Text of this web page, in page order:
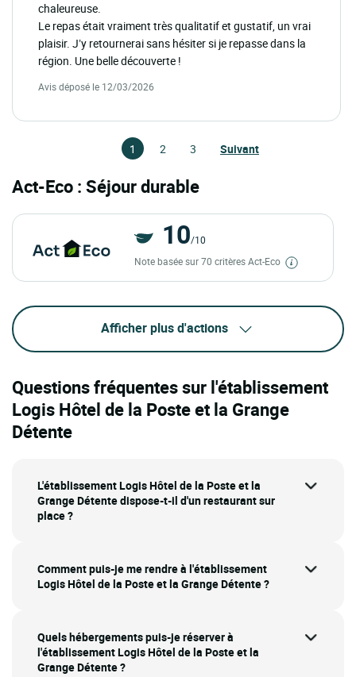
chaleureuse.
Le repas était vraiment très qualitatif et gustatif, un vrai
plaisir. J’y retournerai sans hésiter si je repasse dans la
région. Une belle découverte !
Avis déposé le 12/03/2026
1 2 3 Suivant
Act-Eco : Séjour durable
10/10
Note basée sur 70 critères Act-Eco
Afficher plus d'actions
Questions fréquentes sur l'établissement
Logis Hôtel de la Poste et la Grange
Détente
L'établissement Logis Hôtel de la Poste et la
Grange Détente dispose-t-il d'un restaurant sur
place ?
Comment puis-je me rendre à l'établissement
Logis Hôtel de la Poste et la Grange Détente ?
Quels hébergements puis-je réserver à
l'établissement Logis Hôtel de la Poste et la
Grange Détente ?